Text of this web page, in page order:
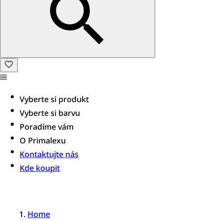
Vyberte si produkt
Vyberte si barvu
Poradíme vám​
O Primalexu
Kontaktujte nás
Kde koupit
Home